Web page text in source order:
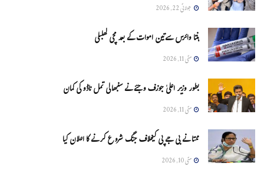
جولائی 22, 2026
ہنتا وائرس سےتین اموات کے بعد مچی کھلبلی
مئی 11, 2026
بطور وزیر اعلیٰ جوزف وجئے نے سنبھالی تمل ناڈو کی کمان
مئی 11, 2026
ممتا نے بی جے پی کیخلاف جنگ شروع کرنے کا اعلان کیا
مئی 10, 2026